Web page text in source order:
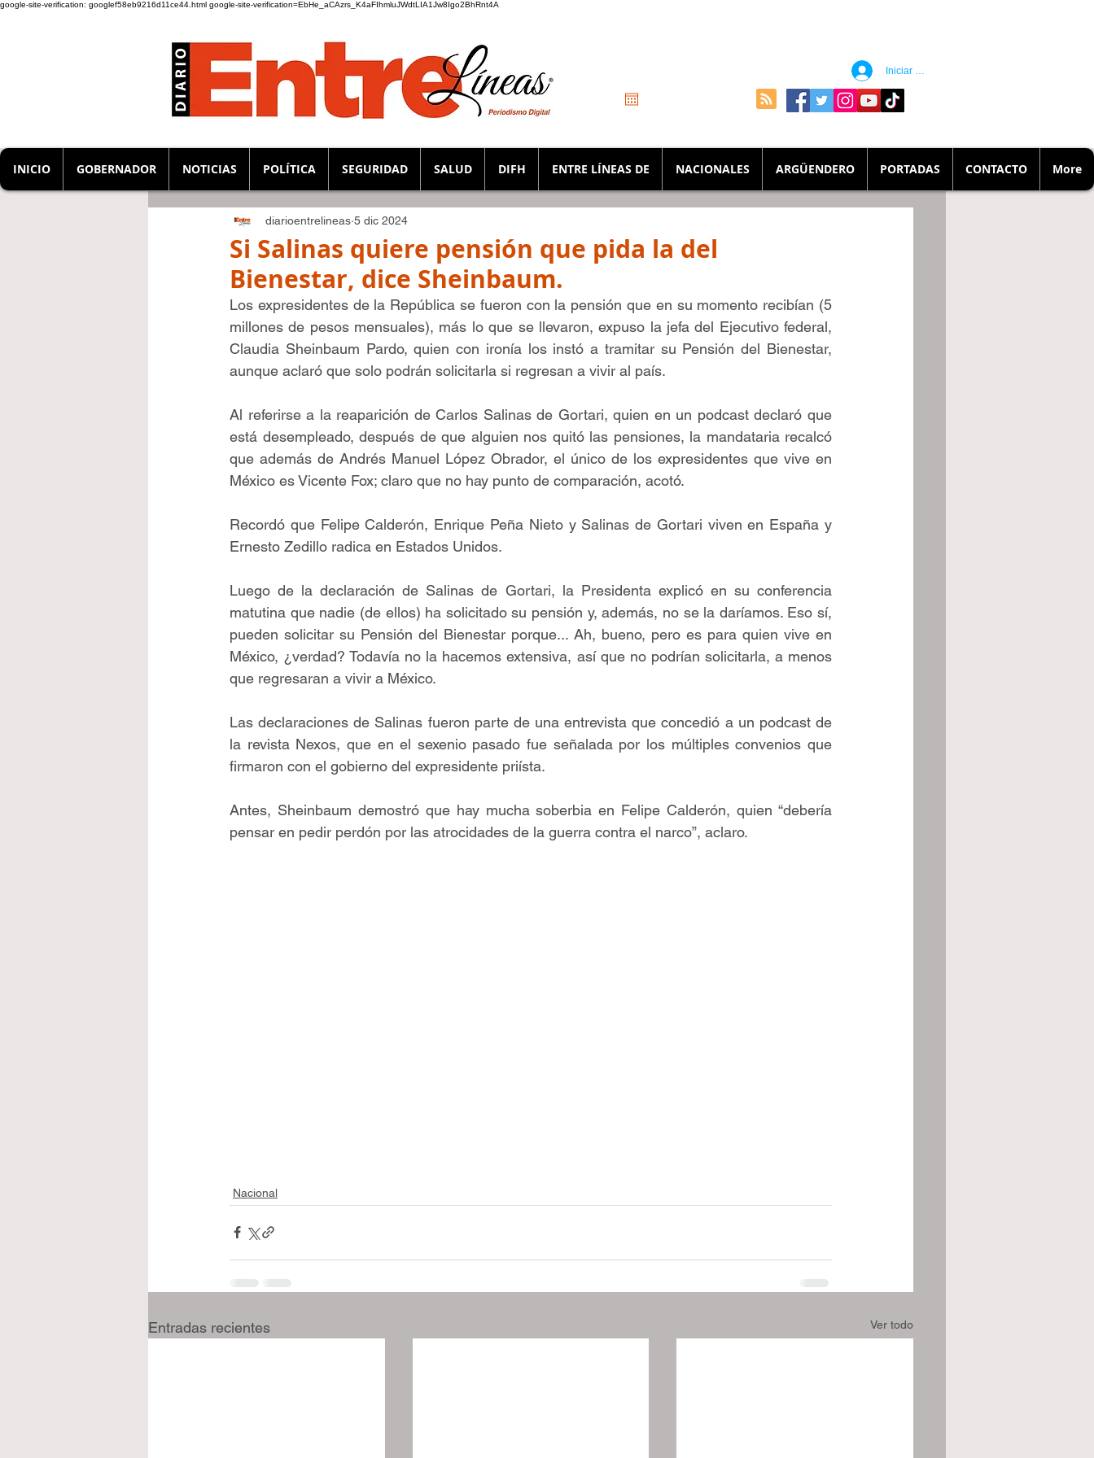
google-site-verification: googlef58eb9216d11ce44.html google-site-verification=EbHe_aCAzrs_K4aFIhmluJWdtLIA1Jw8Igo2BhRnt4A
Iniciar sesión
INICIO GOBERNADOR NOTICIAS POLÍTICA SEGURIDAD SALUD DIFH ENTRE LÍNEAS DE NACIONALES ARGÜENDERO PORTADAS CONTACTO More
Si Salinas quiere pensión que pida la del
Bienestar, dice Sheinbaum.
diarioentrelineas 5 dic 2024
Los expresidentes de la República se fueron con la pensión que en su momento recibían (5
millones de pesos mensuales), más lo que se llevaron, expuso la jefa del Ejecutivo federal,
Claudia Sheinbaum Pardo, quien con ironía los instó a tramitar su Pensión del Bienestar,
aunque aclaró que solo podrán solicitarla si regresan a vivir al país.
Al referirse a la reaparición de Carlos Salinas de Gortari, quien en un podcast declaró que
está desempleado, después de que alguien nos quitó las pensiones, la mandataria recalcó
que además de Andrés Manuel López Obrador, el único de los expresidentes que vive en
México es Vicente Fox; claro que no hay punto de comparación, acotó.
Recordó que Felipe Calderón, Enrique Peña Nieto y Salinas de Gortari viven en España y
Ernesto Zedillo radica en Estados Unidos.
Luego de la declaración de Salinas de Gortari, la Presidenta explicó en su conferencia
matutina que nadie (de ellos) ha solicitado su pensión y, además, no se la daríamos. Eso sí,
pueden solicitar su Pensión del Bienestar porque... Ah, bueno, pero es para quien vive en
México, ¿verdad? Todavía no la hacemos extensiva, así que no podrían solicitarla, a menos
que regresaran a vivir a México.
Las declaraciones de Salinas fueron parte de una entrevista que concedió a un podcast de
la revista Nexos, que en el sexenio pasado fue señalada por los múltiples convenios que
firmaron con el gobierno del expresidente priísta.
Antes, Sheinbaum demostró que hay mucha soberbia en Felipe Calderón, quien “debería
pensar en pedir perdón por las atrocidades de la guerra contra el narco”, aclaro.
Nacional
Entradas recientes Ver todo